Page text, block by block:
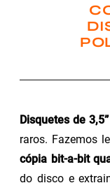
Disquetes de 3,5”
raros. Fazemos
cópia bit-a-bit
do disco e